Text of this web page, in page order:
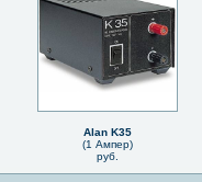
Alan K35
(1 Ампер)
руб.